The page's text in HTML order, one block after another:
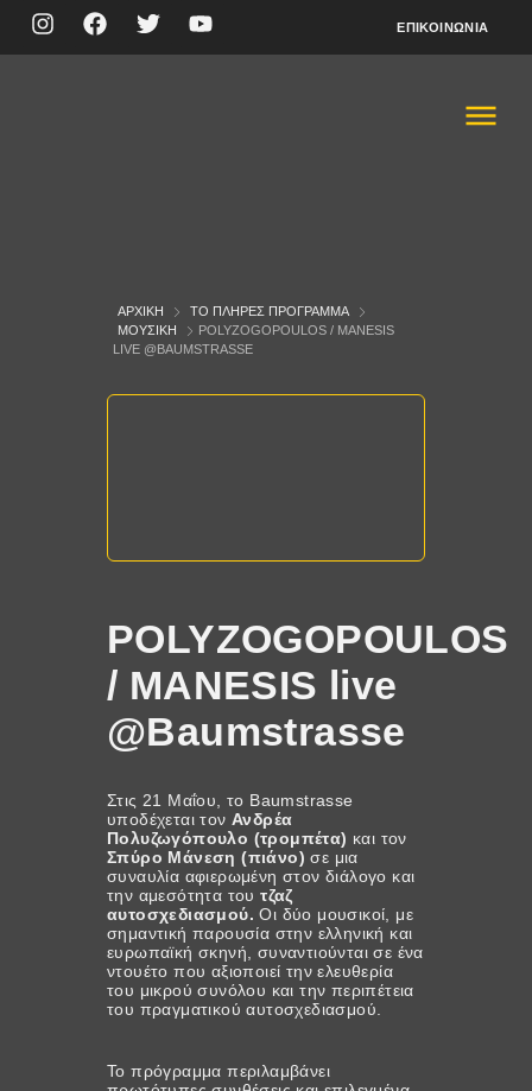
ΕΠΙΚΟΙΝΩΝΊΑ
ΑΡΧΙΚΉ
ΤΟ ΠΛΉΡΕΣ ΠΡΌΓΡΑΜΜΑ
ΜΟΥΣΙΚΉ
POLYZOGOPOULOS / MANESIS
LIVE @BAUMSTRASSE
POLYZOGOPOULOS
/ MANESIS live
@Baumstrasse
Στις 21 Μαΐου, το Baumstrasse
υποδέχεται τον Ανδρέα
Πολυζωγόπουλο (τρομπέτα) και τον
Σπύρο Μάνεση (πιάνο)σε μια
συναυλία αφιερωμένη στον διάλογο και
την αμεσότητα του τζαζ
αυτοσχεδιασμού. Οι δύο μουσικοί, με
σημαντική παρουσία στην ελληνική και
ευρωπαϊκή σκηνή, συναντιούνται σε ένα
ντουέτο που αξιοποιεί την ελευθερία
του μικρού συνόλου και την περιπέτεια
του πραγματικού αυτοσχεδιασμού.
Το πρόγραμμα περιλαμβάνει